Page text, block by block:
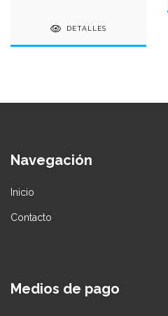
DETALLES
Navegación
Inicio
Contacto
Medios de pago